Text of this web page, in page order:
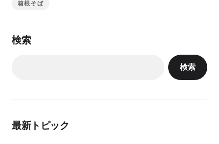
箱根そば
検索
検索
最新トピック